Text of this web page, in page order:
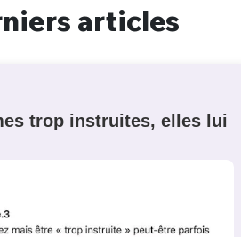
articles
trop instruites, elles lui